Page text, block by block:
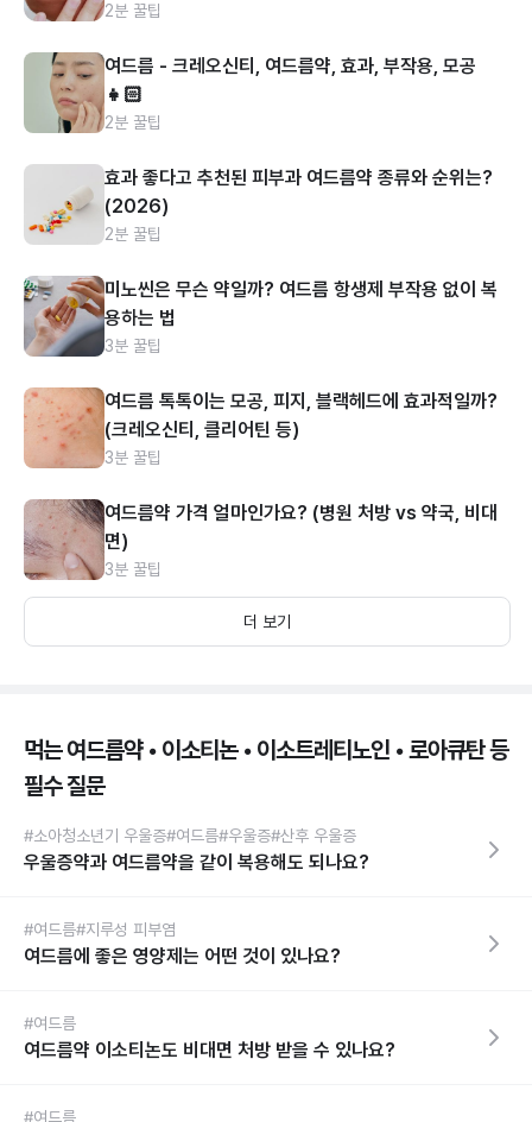
2분 꿀팁
여드름 - 크레오신티, 여드름약, 효과, 부작용, 모공
👧🏻
2분 꿀팁
효과 좋다고 추천된 피부과 여드름약 종류와 순위는?
(2026)
2분 꿀팁
미노씬은 무슨 약일까? 여드름 항생제 부작용 없이 복
용하는 법
3분 꿀팁
여드름 톡톡이는 모공, 피지, 블랙헤드에 효과적일까?
(크레오신티, 클리어틴 등)
3분 꿀팁
여드름약 가격 얼마인가요? (병원 처방 vs 약국, 비대
면)
3분 꿀팁
더 보기
먹는 여드름약 • 이소티논 • 이소트레티노인 • 로아큐탄 등
필수 질문
#소아청소년기 우울증#여드름#우울증#산후 우울증
우울증약과 여드름약을 같이 복용해도 되나요?
#여드름#지루성 피부염
여드름에 좋은 영양제는 어떤 것이 있나요?
#여드름
여드름약 이소티논도 비대면 처방 받을 수 있나요?
#여드름